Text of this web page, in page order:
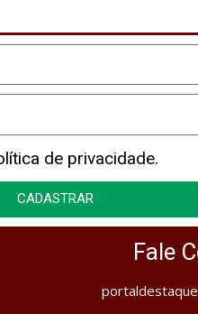
de privacidade.
CADASTRAR
Fale